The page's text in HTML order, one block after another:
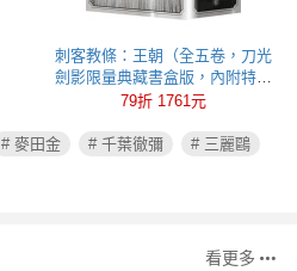
刺客教條：王朝（全五卷，刀光
劍影限量典藏書盒版，內附特製
刺客水墨古風海報）
79折 1761元
# 麥田金 # 千葉徹彌
# 三麗鷗
看更多